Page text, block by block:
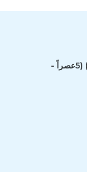
: من السبت للخميس (9صباحا - 1ظهراً) (5عصراً -